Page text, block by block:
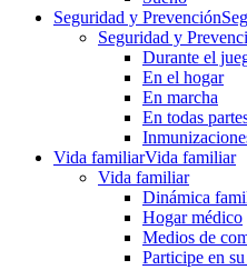
Seguridad y Prevención
Seguridad y
Durante el
En el hogar
En marcha
En todas
Vida familiarVida familiar
Vida familiar
Dinámica
Hogar médico
Medios de
Participe en